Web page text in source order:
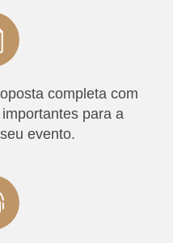
completa com
para a
evento.